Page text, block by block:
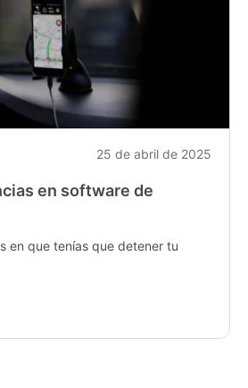
25 de abril de 2025
en software de
en que tenías que detener tu